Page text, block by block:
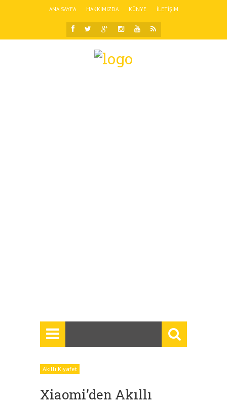
ANA SAYFA HAKKIMIZDA KÜNYE İLETIŞIM
Akıllı Kıyafet
Xiaomi’den Akıllı